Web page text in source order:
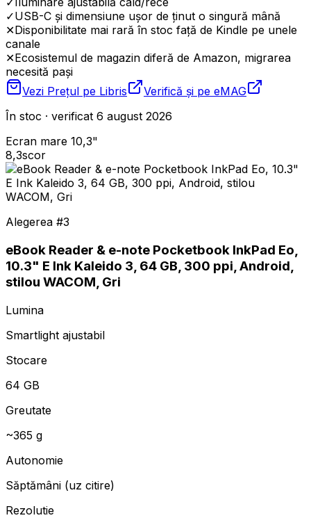
✓USB-C și dimensiune ușor de ținut o singură mână
✕Disponibilitate mai rară în stoc față de Kindle pe unele
canale
✕Ecosistemul de magazin diferă de Amazon, migrarea
necesită pași
Vezi Prețul pe Libris Verifică și pe eMAG
În stoc · verificat 6 august 2026
Ecran mare 10,3"
8,3scor
Alegerea #3
eBook Reader & e-note Pocketbook InkPad Eo,
10.3" E Ink Kaleido 3, 64 GB, 300 ppi, Android,
stilou WACOM, Gri
Lumina
Smartlight ajustabil
Stocare
64 GB
Greutate
~365 g
Autonomie
Săptămâni (uz citire)
Rezolutie